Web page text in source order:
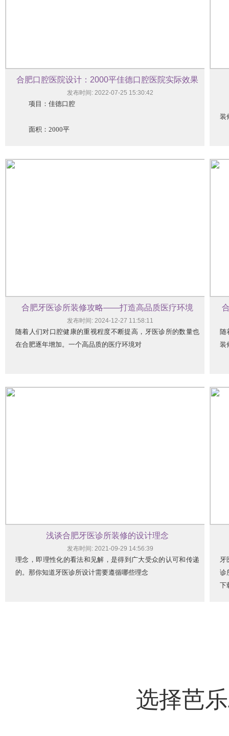
合肥口腔医院设计：2000平佳德口腔医院实际效果
发布时间: 2022-07-25 15:30:42
项目：佳德口腔
面积：2000平
装
合肥牙医诊所装修攻略——打造高品质医疗环境
发布时间: 2024-12-27 11:58:11
随着人们对口腔健康的重视程度不断提高，牙医诊所的数量也
在合肥逐年增加。一个高品质的医疗环境对
随
装
浅谈合肥牙医诊所装修的设计理念
发布时间: 2021-09-29 14:56:39
理念，即理性化的看法和见解，是得到广大受众的认可和传递
的。那你知道牙医诊所设计需要遵循哪些理念
牙
诊
下
选择芭